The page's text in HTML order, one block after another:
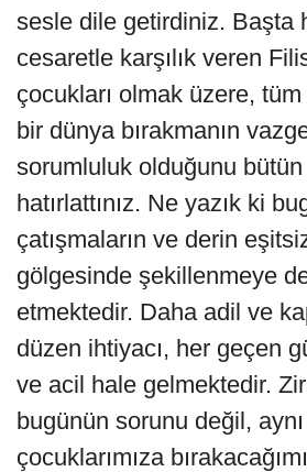
sesle dile getirdiniz. Başta
cesaretle karşılık veren
çocukları olmak üzere,
bir dünya bırakmanın
sorumluluk olduğunu bütün
hatırlattınız. Ne yazık ki
çatışmaların ve derin
gölgesinde şekillenmeye
etmektedir. Daha adil ve
düzen ihtiyacı, her geçen
ve acil hale gelmektedir.
bugünün sorunu değil,
çocuklarımıza